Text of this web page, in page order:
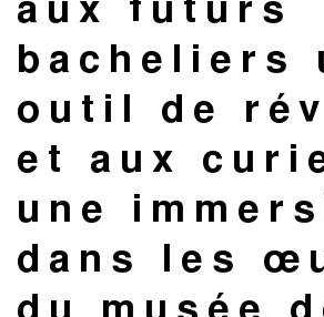
aux futurs
bacheliers
outil de
et aux
une
dans les